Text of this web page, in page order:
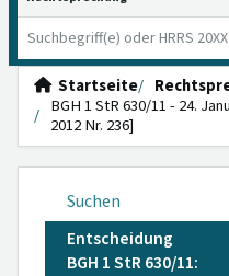
Startseite
BGH 1 StR 630/11 - 24.
2012 Nr. 236]
Suchen
Entscheidung
BGH 1 StR 630/11: